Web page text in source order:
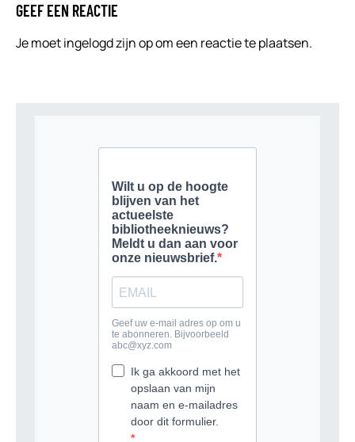
GEEF EEN REACTIE
Je moetingelogd zijn opom een reactie te plaatsen.